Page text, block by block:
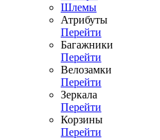
Шлемы
Атрибуты
Перейти
Багажники
Перейти
Велозамки
Перейти
Зеркала
Перейти
Корзины
Перейти